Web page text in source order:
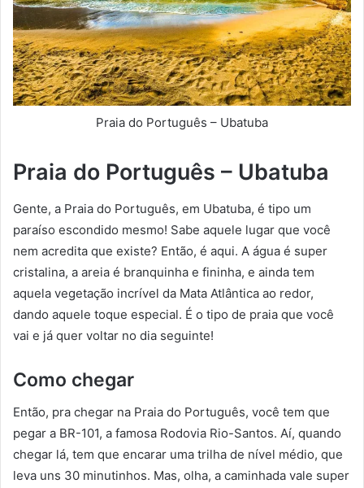
Praia do Português – Ubatuba
Praia do Português – Ubatuba
Gente, a Praia do Português, em Ubatuba, é tipo um
paraíso escondido mesmo! Sabe aquele lugar que você
nem acredita que existe? Então, é aqui. A água é super
cristalina, a areia é branquinha e fininha, e ainda tem
aquela vegetação incrível da Mata Atlântica ao redor,
dando aquele toque especial. É o tipo de praia que você
vai e já quer voltar no dia seguinte!
Como chegar
Então, pra chegar na Praia do Português, você tem que
pegar a BR-101, a famosa Rodovia Rio-Santos. Aí, quando
chegar lá, tem que encarar uma trilha de nível médio, que
leva uns 30 minutinhos. Mas, olha, a caminhada vale super